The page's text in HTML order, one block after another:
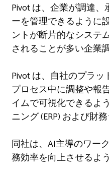
Pivot は、企業が調達
ーを管理できるように
ントが断片的なシステ
されることが多い企業
Pivot は、自社のプラ
プロセス中に調整や報
イムで可視化できるよ
ニング (ERP) および財
同社は、AI主導のワー
務効率を向上させるよ